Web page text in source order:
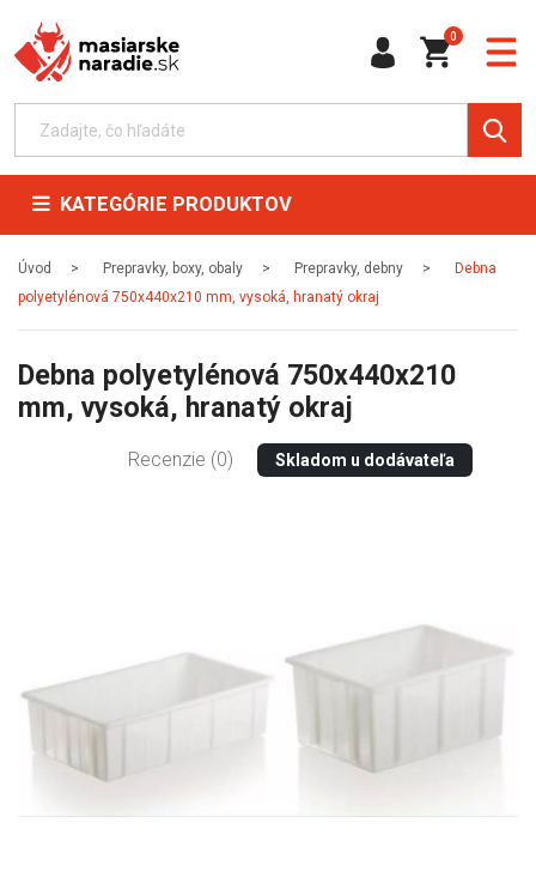
0
KATEGÓRIE PRODUKTOV
Úvod Prepravky, boxy, obaly Prepravky, debny
Debna
polyetylénová 750x440x210 mm, vysoká, hranatý okraj
Debna polyetylénová 750x440x210
mm, vysoká, hranatý okraj
Recenzie (0) Skladom u dodávateľa